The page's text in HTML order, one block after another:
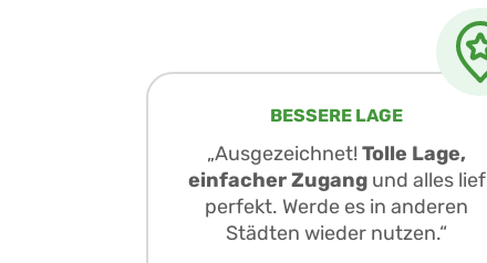
BESSERE LAGE
„Ausgezeichnet!Tolle Lage,
einfacher Zugangund alles lief
perfekt. Werde es in anderen
Städten wieder nutzen.“